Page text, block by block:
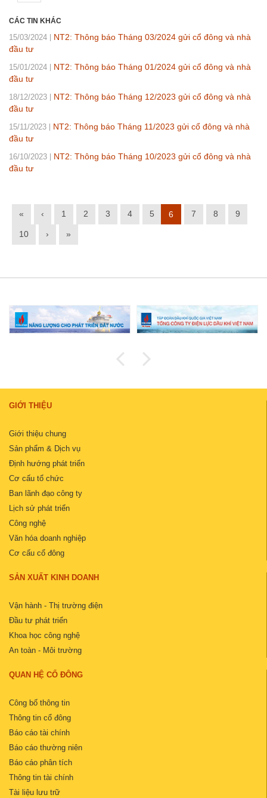
CÁC TIN KHÁC
15/03/2024
NT2: Thông báo Tháng 03/2024 gửi cổ đông và nhà
đầu tư
15/01/2024
NT2: Thông báo Tháng 01/2024 gửi cổ đông và nhà
đầu tư
18/12/2023
NT2: Thông báo Tháng 12/2023 gửi cổ đông và nhà
đầu tư
15/11/2023
NT2: Thông báo Tháng 11/2023 gửi cổ đông và nhà
đầu tư
16/10/2023
NT2: Thông báo Tháng 10/2023 gửi cổ đông và nhà
đầu tư
« ‹ 1 2 3 4 5 6 7 8 9
10 › »
GIỚI THIỆU
Giới thiệu chung
Sản phẩm & Dịch vụ
Định hướng phát triển
Cơ cấu tổ chức
Ban lãnh đạo công ty
Lịch sử phát triển
Công nghệ
Văn hóa doanh nghiệp
Cơ cấu cổ đông
SẢN XUẤT KINH DOANH
Vận hành - Thị trường điện
Đầu tư phát triển
Khoa học công nghệ
An toàn - Môi trường
QUAN HỆ CỔ ĐÔNG
Công bố thông tin
Thông tin cổ đông
Báo cáo tài chính
Báo cáo thường niên
Báo cáo phân tích
Thông tin tài chính
Tài liệu lưu trữ